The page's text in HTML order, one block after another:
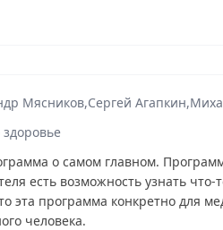
Мясников Сергей Агапкин
о самом главном.
есть возможность узнать
эта программа конкретно для
человека.